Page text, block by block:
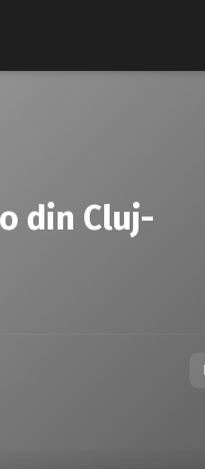
din Cluj-